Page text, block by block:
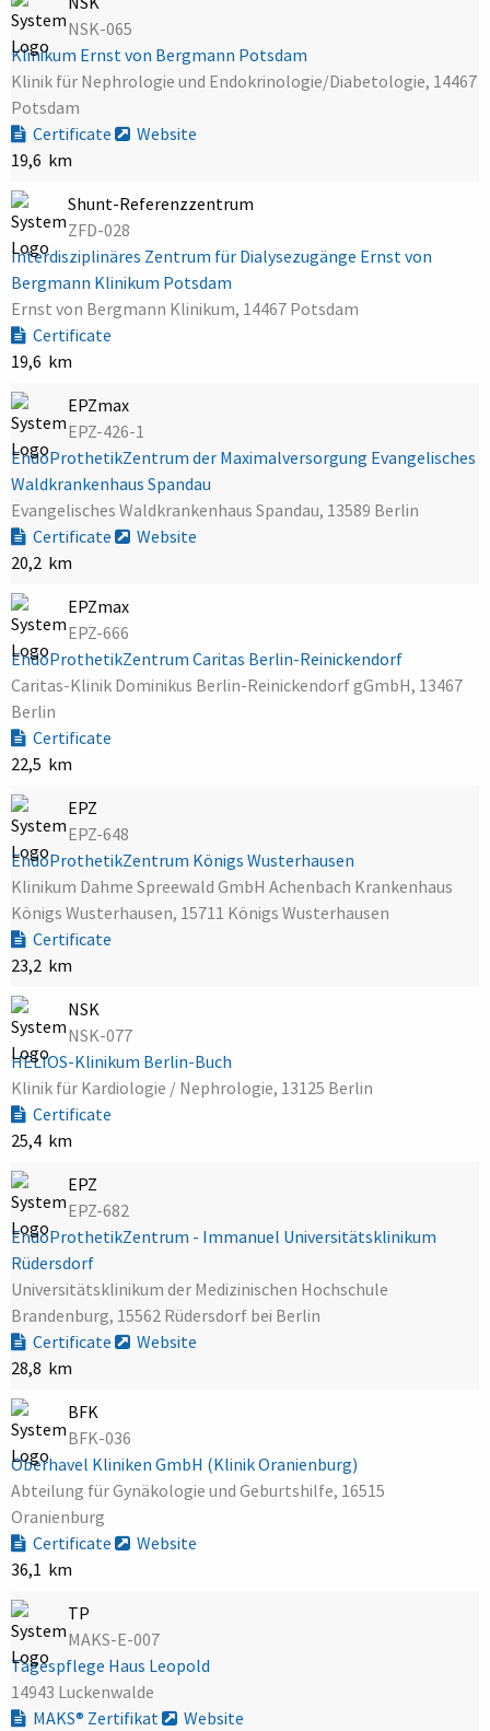
NSK-065
Klinikum Ernst von Bergmann Potsdam
Klinik für Nephrologie und Endokrinologie/Diabetologie, 14467
Potsdam
Certificate
Website
19,6 km
Shunt-Referenzzentrum
ZFD-028
Interdisziplinäres Zentrum für Dialysezugänge Ernst von
Bergmann Klinikum Potsdam
Ernst von Bergmann Klinikum, 14467 Potsdam
Certificate
19,6 km
EPZmax
EPZ-426-1
EndoProthetikZentrum der Maximalversorgung Evangelisches
Waldkrankenhaus Spandau
Evangelisches Waldkrankenhaus Spandau, 13589 Berlin
Certificate
Website
20,2 km
EPZmax
EPZ-666
EndoProthetikZentrum Caritas Berlin-Reinickendorf
Caritas-Klinik Dominikus Berlin-Reinickendorf gGmbH, 13467
Berlin
Certificate
22,5 km
EPZ
EPZ-648
EndoProthetikZentrum Königs Wusterhausen
Klinikum Dahme Spreewald GmbH Achenbach Krankenhaus
Königs Wusterhausen, 15711 Königs Wusterhausen
Certificate
23,2 km
NSK
NSK-077
HELIOS-Klinikum Berlin-Buch
Klinik für Kardiologie / Nephrologie, 13125 Berlin
Certificate
25,4 km
EPZ
EPZ-682
EndoProthetikZentrum - Immanuel Universitätsklinikum
Rüdersdorf
Universitätsklinikum der Medizinischen Hochschule
Brandenburg, 15562 Rüdersdorf bei Berlin
Certificate
Website
28,8 km
BFK
BFK-036
Oberhavel Kliniken GmbH (Klinik Oranienburg)
Abteilung für Gynäkologie und Geburtshilfe, 16515
Oranienburg
Certificate
Website
36,1 km
TP
MAKS-E-007
Tagespflege Haus Leopold
14943 Luckenwalde
MAKS® Zertifikat
Website